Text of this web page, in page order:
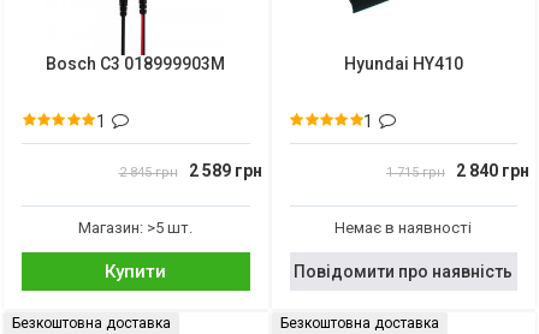
Bosch C3 018999903M
1
2 845 грн 2 589 грн
Магазин: >5 шт.
Купити
Hyundai HY410
1
1 715 грн 2 840 грн
Немає в наявності
Повідомити про наявність
Безкоштовна доставка Безкоштовна доставка